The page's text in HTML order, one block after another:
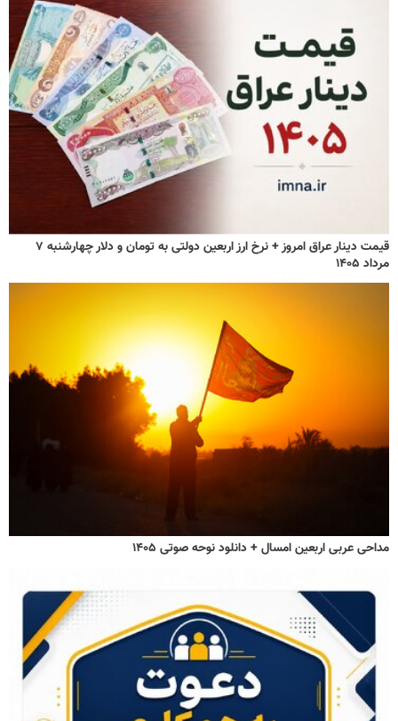
قیمت دینار عراق امروز + نرخ ارز اربعین دولتی به تومان و دلار چهارشنبه ۷
مرداد ۱۴۰۵
مداحی عربی اربعین امسال + دانلود نوحه صوتی ۱۴۰۵